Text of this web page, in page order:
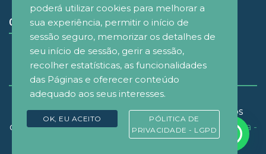
CONECTE-SE
© Copyrignt 2021 - RF Medical Brasil - Todos os
direitos reservados. Desenvolvido por
D&M Agência -
poderá utilizar cookies para melhorar a
sua experiência, permitir o início de
sessão seguro, memorizar os detalhes de
seu início de sessão, gerir a sessão,
recolher estatísticas, as funcionalidades
das Páginas e oferecer conteúdo
adequado aos seus interesses.
OK, EU ACEITO
PÓLITICA DE
PRIVACIDADE - LGPD